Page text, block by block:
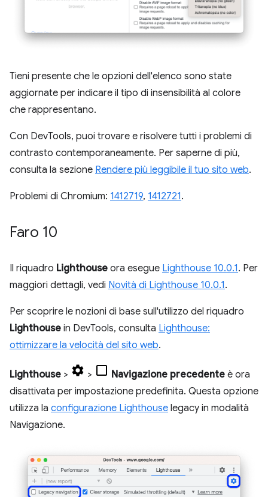
Tieni presente che le opzioni dell'elenco sono state
aggiornate per indicare il tipo di insensibilità al colore
che rappresentano.
Con DevTools, puoi trovare e risolvere tutti i problemi di
contrasto contemporaneamente. Per saperne di più,
consulta la sezione Rendere più leggibile il tuo sito web.
Problemi di Chromium: 1412719, 1412721.
Faro 10
Il riquadro Lighthouse ora esegue Lighthouse 10.0.1. Per
maggiori dettagli, vedi Novità di Lighthouse 10.0.1.
Per scoprire le nozioni di base sull'utilizzo del riquadro
Lighthouse in DevTools, consulta Lighthouse:
ottimizzare la velocità del sito web.
Lighthouse > > Navigazione precedente è ora
disattivata per impostazione predefinita. Questa opzione
utilizza la configurazione Lighthouse legacy in modalità
Navigazione.